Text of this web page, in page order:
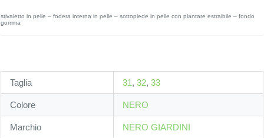
stivaletto in pelle – fodera interna in pelle – sottopiede in pelle con plantare estraibile – fondo
gomma
Taglia 31, 32, 33
Colore NERO
Marchio NERO GIARDINI